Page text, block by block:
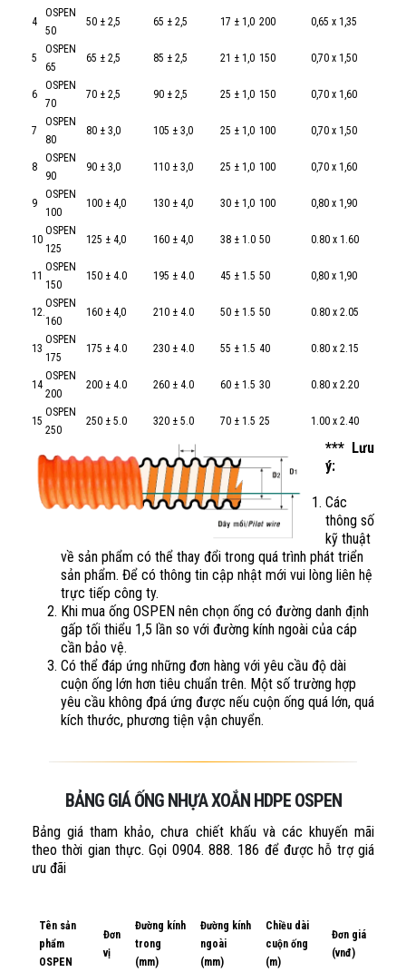
4
OSPEN
50
50 ± 2,5 65 ± 2,5 17 ± 1,0 200 0,65 x 1,35
5
OSPEN
65
65 ± 2,5 85 ± 2,5 21 ± 1,0 150 0,70 x 1,50
6
OSPEN
70
70 ± 2,5 90 ± 2,5 25 ± 1,0 150 0,70 x 1,60
7
OSPEN
80
80 ± 3,0 105 ± 3,0 25 ± 1,0 100 0,70 x 1,50
8
OSPEN
90
90 ± 3,0 110 ± 3,0 25 ± 1,0 100 0,70 x 1,60
9
OSPEN
100
100 ± 4,0 130 ± 4,0 30 ± 1,0 100 0,80 x 1,90
10
OSPEN
125
125 ± 4,0 160 ± 4,0 38 ± 1.0 50 0.80 x 1.60
11
OSPEN
150
150 ± 4.0 195 ± 4.0 45 ± 1.5 50 0,80 x 1,90
12.
OSPEN
160
160 ± 4,0 210 ± 4.0 50 ± 1.5 50 0.80 x 2.05
13
OSPEN
175
175 ± 4.0 230 ± 4.0 55 ± 1.5 40 0.80 x 2.15
14
OSPEN
200
200 ± 4.0 260 ± 4.0 60 ± 1.5 30 0.80 x 2.20
15
OSPEN
250
250 ± 5.0 320 ± 5.0 70 ± 1.5 25 1.00 x 2.40
*** Lưu
ý:
Các
thông số
kỹ thuật
về sản phẩm có thể thay đổi trong quá trình phát triển
sản phẩm. Để có thông tin cập nhật mới vui lòng liên hệ
trực tiếp công ty.
Khi mua ống OSPEN nên chọn ống có đường danh định
gấp tối thiểu 1,5 lần so với đường kính ngoài của cáp
cần bảo vệ.
Có thể đáp ứng những đơn hàng với yêu cầu độ dài
cuộn ống lớn hơn tiêu chuẩn trên. Một số trường hợp
yêu cầu không đpá ứng được nếu cuộn ống quá lớn, quá
kích thước, phương tiện vận chuyển.
BẢNG GIÁ ỐNG NHỰA XOẮN HDPE OSPEN
Bảng giá tham khảo, chưa chiết khấu và các khuyến mãi
theo thời gian thực. Gọi 0904. 888. 186 để được hỗ trợ giá
ưu đãi
Tên sản
phẩm
OSPEN
Đơn
vị
Đường kính
trong
(mm)
Đường kính
ngoài
(mm)
Chiều dài
cuộn ống
(m)
Đơn giá
(vnđ)